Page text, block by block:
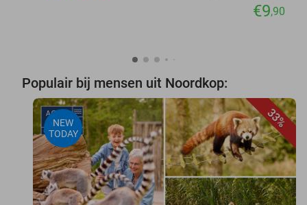
€9,90
Populair bij mensen uit Noordkop:
33%
NEW
TODAY